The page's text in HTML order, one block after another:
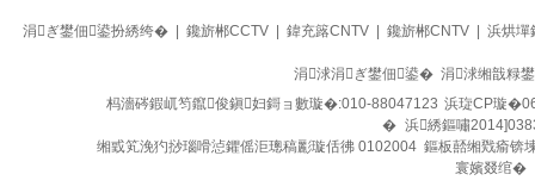
涓ぎ鐢佃鍙扮綉绔� 鑱旂郴CCTV 鍏充簬CNTV 鑱旂郴CNTV 浜烘墠
涓浗涓ぎ鐢佃鍙� 涓浗缃戠粶
杩濇硶鍜屼笉鑹俊鎭妇鎶ョ數璇�:010-88047123 浜琁CP璇
� 浜綉鏂嘯
缃戜笂浼犳挱瑙嗗惉鑺傜洰璁稿彲璇佸彿 0102004 鏂板嚭缃戣瘉
寰嬪叕绾�